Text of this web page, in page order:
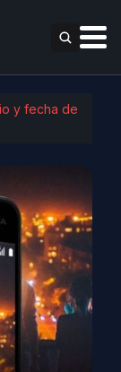
y fecha de